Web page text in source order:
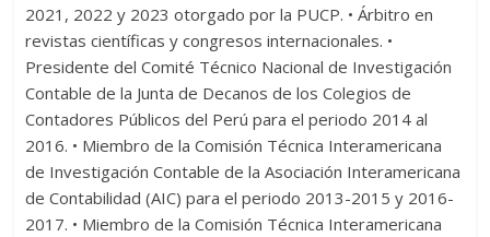
2021, 2022 y 2023 otorgado por la PUCP. • Árbitro en
revistas científicas y congresos internacionales. •
Presidente del Comité Técnico Nacional de Investigación
Contable de la Junta de Decanos de los Colegios de
Contadores Públicos del Perú para el periodo 2014 al
2016. • Miembro de la Comisión Técnica Interamericana
de Investigación Contable de la Asociación Interamericana
de Contabilidad (AIC) para el periodo 2013-2015 y 2016-
2017. • Miembro de la Comisión Técnica Interamericana